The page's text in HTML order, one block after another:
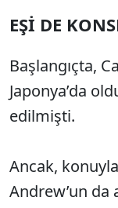
EŞİ DE
Başlangıçta,
Japonya’da
edilmişti.
Ancak,
Andrew’un da